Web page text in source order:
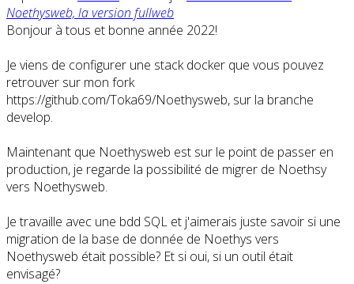
Noethysweb, la version fullweb
Bonjour à tous et bonne année 2022!
Je viens de configurer une stack docker que vous pouvez
retrouver sur mon fork
https://github.com/Toka69/Noethysweb, sur la branche
develop.
Maintenant que Noethysweb est sur le point de passer en
production, je regarde la possibilité de migrer de Noethsy
vers Noethysweb.
Je travaille avec une bdd SQL et j'aimerais juste savoir si une
migration de la base de donnée de Noethys vers
Noethysweb était possible? Et si oui, si un outil était
envisagé?